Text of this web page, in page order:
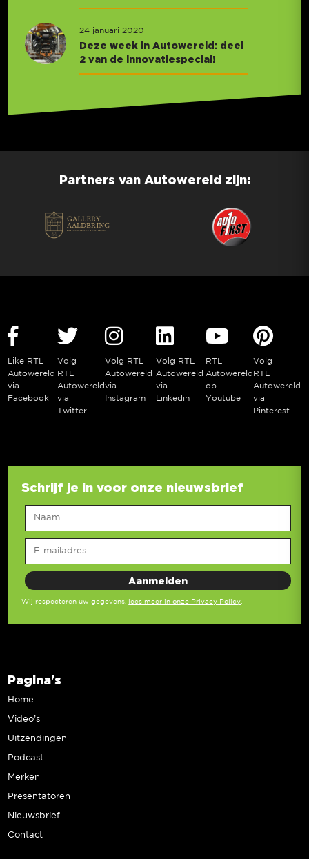
24 januari 2020
Deze week in Autowereld: deel
2 van de innovatiespecial!
Partners van Autowereld zijn:
Like RTL
Autowereld
via
Facebook
Volg
RTL
Autowereld
via
Twitter
Volg RTL
Autowereld
via
Instagram
Volg RTL
Autowereld
via
Linkedin
RTL
Autowereld
op
Youtube
Volg
RTL
Autowereld
via
Pinterest
Schrijf je in voor onze nieuwsbrief
Wij respecteren uw gegevens, lees meer in onze Privacy Policy.
Pagina's
Home
Video’s
Uitzendingen
Podcast
Merken
Presentatoren
Nieuwsbrief
Contact